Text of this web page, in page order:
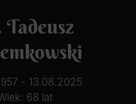
Tadeusz
- 13.08.2025
68 lat